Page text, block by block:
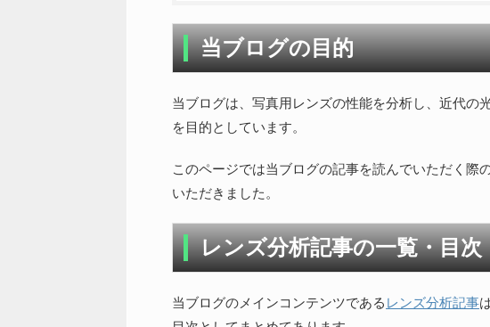
当ブログの目的
当ブログは、写真用レンズの性能を分析し、近代の
を目的としています。
このページでは当ブログの記事を読んでいただく際
いただきました。
レンズ分析記事の一覧・目次
当ブログのメインコンテンツである レンズ分析記事